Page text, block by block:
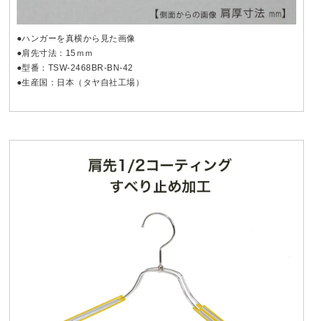
●ハンガーを真横から見た画像
●肩先寸法：15ｍｍ
●型番：TSW-2468BR-BN-42
●生産国：日本（タヤ自社工場）